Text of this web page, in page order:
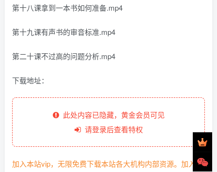
第十八课拿到一本书如何准备.mp4
第十九课有声书的审音标准.mp4
第二十课不过高的问题分析.mp4
下载地址：
此处内容已隐藏，黄金会员可见
请登录后查看特权
加入本站vip，无限免费下载本站各大机构内部资源。加入代